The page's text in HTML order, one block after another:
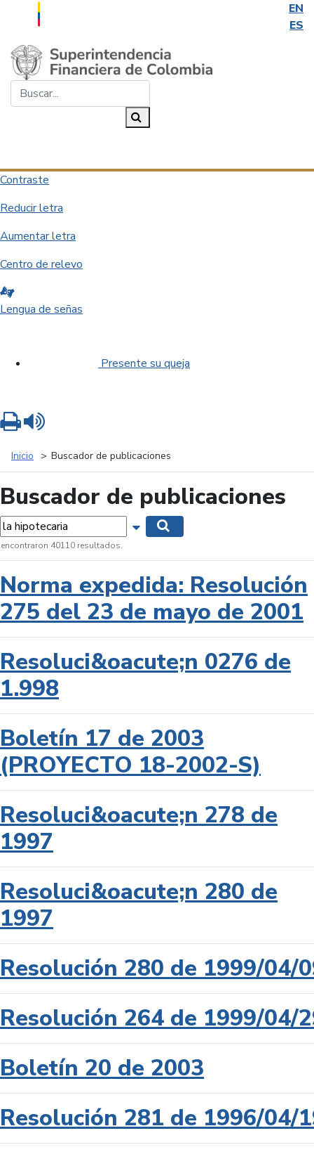
EN
ES
Saltar al contenido principal
Contraste
Reducir letra
Aumentar letra
Centro de relevo
Lengua de señas
Presente su queja
Inicio Buscador de publicaciones
Buscador de publicaciones
Mostrar opciones de búsqueda
encontraron 40110 resultados.
Norma expedida: Resolución
275 del 23 de mayo de 2001
Resoluci&oacute;n 0276 de
1.998
Boletín 17 de 2003
(PROYECTO 18-2002-S)
Resoluci&oacute;n 278 de
1997
Resoluci&oacute;n 280 de
1997
Resolución 280 de 1999/04/
Resolución 264 de 1999/04/
Boletín 20 de 2003
Resolución 281 de 1996/04/
Imprimir